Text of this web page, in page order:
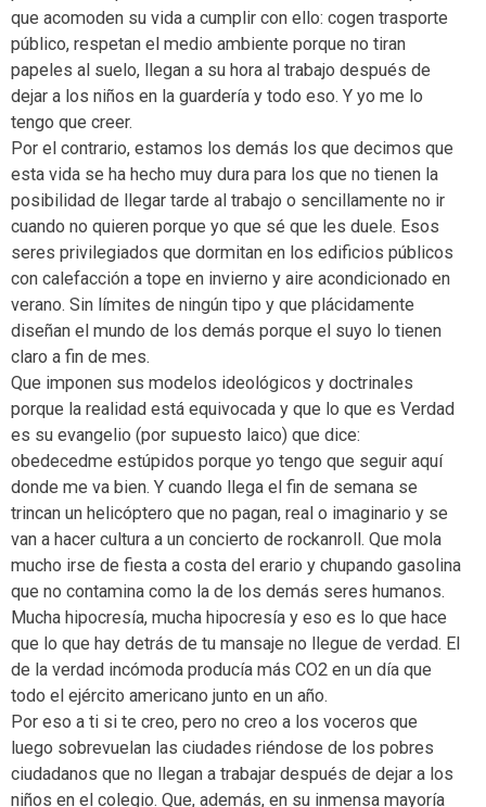
que acomoden su vida a cumplir con ello: cogen trasporte
público, respetan el medio ambiente porque no tiran
papeles al suelo, llegan a su hora al trabajo después de
dejar a los niños en la guardería y todo eso. Y yo me lo
tengo que creer.
Por el contrario, estamos los demás los que decimos que
esta vida se ha hecho muy dura para los que no tienen la
posibilidad de llegar tarde al trabajo o sencillamente no ir
cuando no quieren porque yo que sé que les duele. Esos
seres privilegiados que dormitan en los edificios públicos
con calefacción a tope en invierno y aire acondicionado en
verano. Sin límites de ningún tipo y que plácidamente
diseñan el mundo de los demás porque el suyo lo tienen
claro a fin de mes.
Que imponen sus modelos ideológicos y doctrinales
porque la realidad está equivocada y que lo que es Verdad
es su evangelio (por supuesto laico) que dice:
obedecedme estúpidos porque yo tengo que seguir aquí
donde me va bien. Y cuando llega el fin de semana se
trincan un helicóptero que no pagan, real o imaginario y se
van a hacer cultura a un concierto de rockanroll. Que mola
mucho irse de fiesta a costa del erario y chupando gasolina
que no contamina como la de los demás seres humanos.
Mucha hipocresía, mucha hipocresía y eso es lo que hace
que lo que hay detrás de tu mansaje no llegue de verdad. El
de la verdad incómoda producía más CO2 en un día que
todo el ejército americano junto en un año.
Por eso a ti si te creo, pero no creo a los voceros que
luego sobrevuelan las ciudades riéndose de los pobres
ciudadanos que no llegan a trabajar después de dejar a los
niños en el colegio. Que, además, en su inmensa mayoría